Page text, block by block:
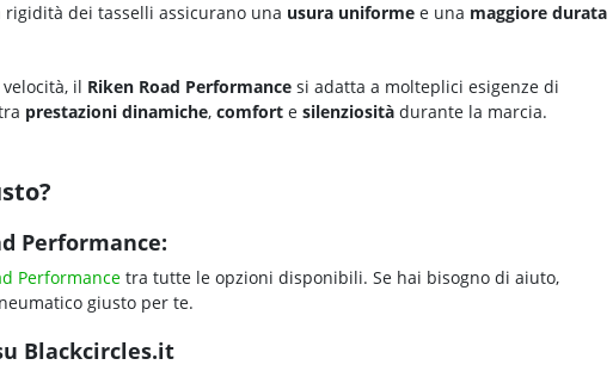
dei tasselli assicurano una usura uniforme e una maggiore durata
il Riken Road Performance si adatta a molteplici esigenze di
prestazioni dinamiche, comfort e silenziosità durante la marcia.
Performance:
Performance tra tutte le opzioni disponibili. Se hai bisogno di aiuto,
giusto per te.
Blackcircles.it